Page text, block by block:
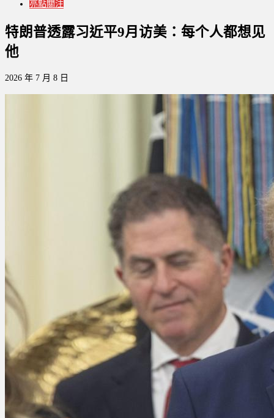
亮點關注
特朗普透露习近平9月访美：每个人都想见
他
2026 年 7 月 8 日